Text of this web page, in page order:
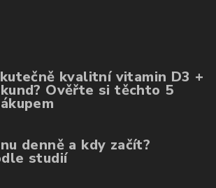
kvalitní vitamin D3 +
Ověřte si těchto 5
denně a kdy začít?
studií